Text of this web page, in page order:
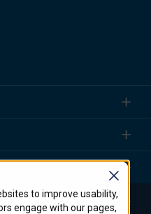
to improve usability,
engage with our pages,